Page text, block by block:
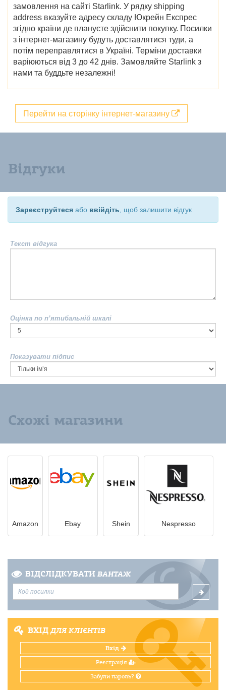
замовлення на сайті Starlink. У рядку shipping
address вказуйте адресу складу Юкрейн Експрес
згідно країни де плануєте здійснити покупку. Посилки
з інтернет-магазину будуть доставлятися туди, а
потім переправлятися в Україні. Терміни доставки
варіюються від 3 до 42 днів. Замовляйте Starlink з
нами та буддьте незалежні!
Перейти на сторінку інтернет-магазину
Відгуки
Зареєструйтеся або ввійдіть , щоб залишити відгук
Текст відгука
Оцінка по п’ятибальній шкалі
Показувати підпис
Схожі магазини
Amazon Ebay Shein Nespresso
ВІДСЛІДКУВАТИ ВАНТАЖ
ВХІДДЛЯ КЛІЄНТІВ
Вхід
Реєстрація
Забули пароль?